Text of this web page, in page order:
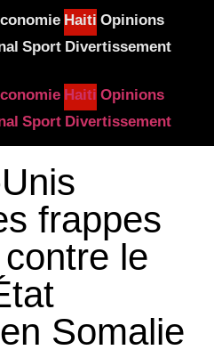
Haiti Opinions
Sport Divertissement
Haiti Opinions
Sport Divertissement
frappes
le
Somalie